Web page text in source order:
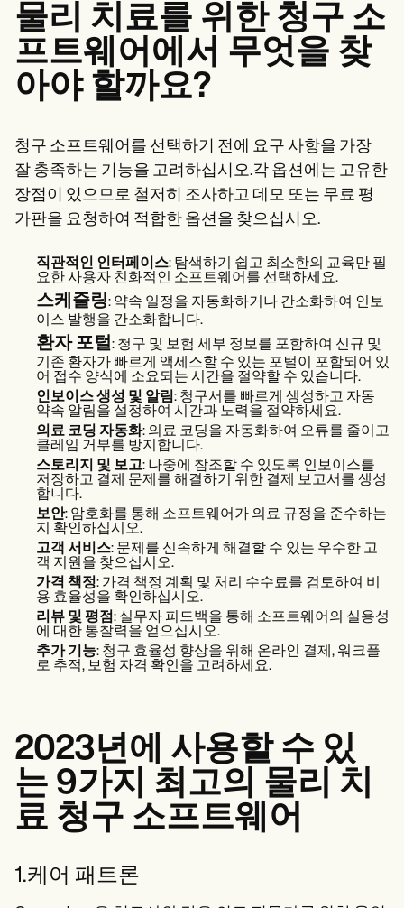
Pricing
Why Carepatron?
Login
Get started
물리 치료를 위한 청구 소
프트웨어에서 무엇을 찾
아야 할까요?
청구 소프트웨어를 선택하기 전에 요구 사항을 가장
잘 충족하는 기능을 고려하십시오.각 옵션에는 고유한
장점이 있으므로 철저히 조사하고 데모 또는 무료 평
가판을 요청하여 적합한 옵션을 찾으십시오.
직관적인 인터페이스: 탐색하기 쉽고 최소한의 교육만 필
요한 사용자 친화적인 소프트웨어를 선택하세요.
스케줄링: 약속 일정을 자동화하거나 간소화하여 인보
이스 발행을 간소화합니다.
환자 포털: 청구 및 보험 세부 정보를 포함하여 신규 및
기존 환자가 빠르게 액세스할 수 있는 포털이 포함되어 있
어 접수 양식에 소요되는 시간을 절약할 수 있습니다.
인보이스 생성 및 알림: 청구서를 빠르게 생성하고 자동
약속 알림을 설정하여 시간과 노력을 절약하세요.
의료 코딩 자동화: 의료 코딩을 자동화하여 오류를 줄이고
클레임 거부를 방지합니다.
스토리지 및 보고: 나중에 참조할 수 있도록 인보이스를
저장하고 결제 문제를 해결하기 위한 결제 보고서를 생성
합니다.
보안: 암호화를 통해 소프트웨어가 의료 규정을 준수하는
지 확인하십시오.
고객 서비스: 문제를 신속하게 해결할 수 있는 우수한 고
객 지원을 찾으십시오.
가격 책정: 가격 책정 계획 및 처리 수수료를 검토하여 비
용 효율성을 확인하십시오.
리뷰 및 평점: 실무자 피드백을 통해 소프트웨어의 실용성
에 대한 통찰력을 얻으십시오.
추가 기능: 청구 효율성 향상을 위해 온라인 결제, 워크플
로 추적, 보험 자격 확인을 고려하세요.
2023년에 사용할 수 있
는 9가지 최고의 물리 치
료 청구 소프트웨어
1.케어 패트론